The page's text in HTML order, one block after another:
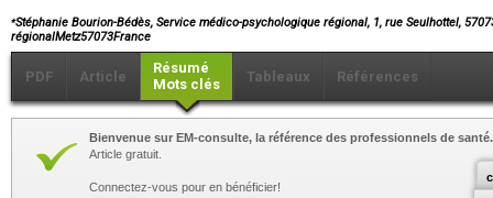
⁎Stéphanie Bourion-Bédès, Service médico-psychologique régional, 1, rue Seulhottel,
régionalMetz57073France
PDF Article
Résumé
Mots clés
Tableaux Références
Bienvenue sur EM-consulte, la référence des professionnels de santé.
Article gratuit.
Connectez-vous pour en bénéficier!